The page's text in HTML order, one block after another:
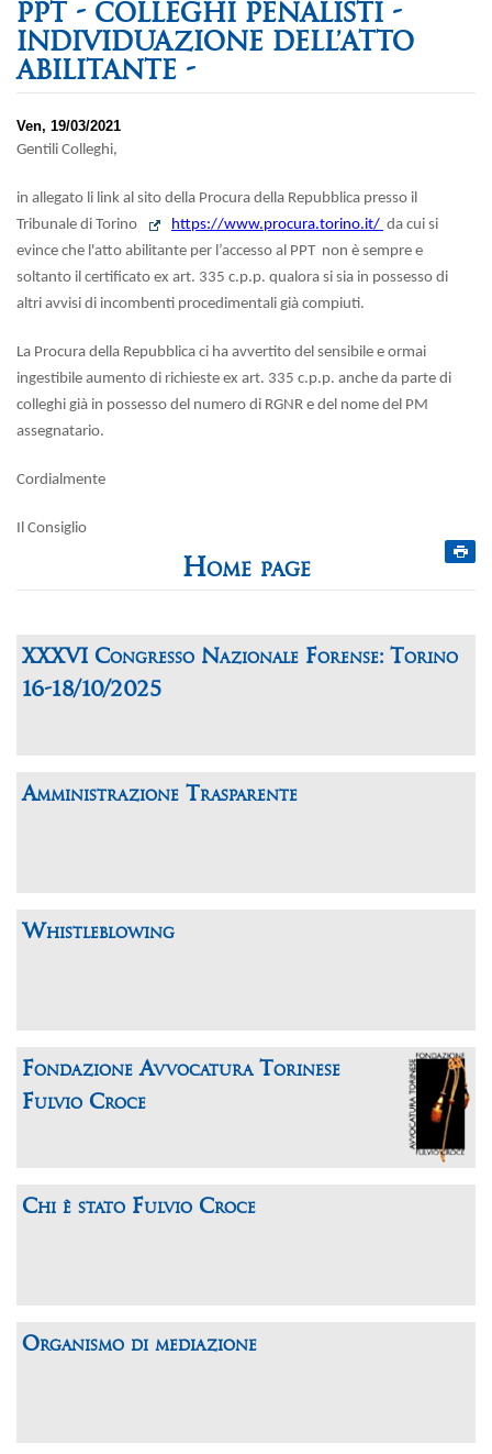
PPT - COLLEGHI PENALISTI -
INDIVIDUAZIONE DELL’ATTO
ABILITANTE -
Ven, 19/03/2021
Gentili Colleghi,
in allegato li link al sito della Procura della Repubblica presso il
Tribunale di Torino
https://www.procura.torino.it/ da cui si
evince che l'atto abilitante per l’accesso al PPT non è sempre e
soltanto il certificato ex art. 335 c.p.p. qualora si sia in possesso di
altri avvisi di incombenti procedimentali già compiuti.
La Procura della Repubblica ci ha avvertito del sensibile e ormai
ingestibile aumento di richieste ex art. 335 c.p.p. anche da parte di
colleghi già in possesso del numero di RGNR e del nome del PM
assegnatario.
Cordialmente
Il Consiglio
Home page
XXXVI Congresso Nazionale Forense: Torino
16-18/10/2025
Amministrazione Trasparente
Whistleblowing
Fondazione Avvocatura Torinese
Fulvio Croce
Chi è stato Fulvio Croce
Organismo di mediazione